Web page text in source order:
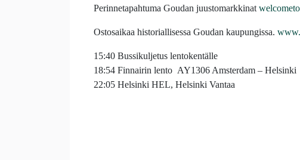
Perinnetapahtuma Goudan juustomarkkinat
Ostosaikaa historiallisessa Goudan kaupungissa.
15:40 Bussikuljetus lentokentälle
18:54 Finnairin lento AY1306 Amsterdam – Helsinki
22:05 Helsinki HEL, Helsinki Vantaa